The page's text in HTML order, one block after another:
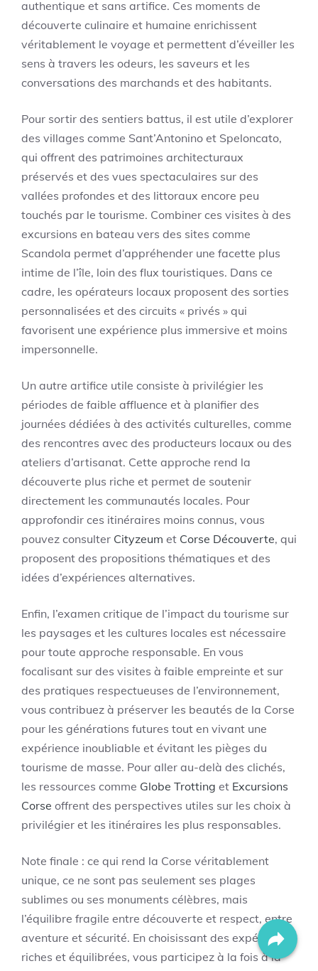
authentique et sans artifice. Ces moments de
découverte culinaire et humaine enrichissent
véritablement le voyage et permettent d’éveiller les
sens à travers les odeurs, les saveurs et les
conversations des marchands et des habitants.
Pour sortir des sentiers battus, il est utile d’explorer
des villages comme Sant’Antonino et Speloncato,
qui offrent des patrimoines architecturaux
préservés et des vues spectaculaires sur des
vallées profondes et des littoraux encore peu
touchés par le tourisme. Combiner ces visites à des
excursions en bateau vers des sites comme
Scandola permet d’appréhender une facette plus
intime de l’île, loin des flux touristiques. Dans ce
cadre, les opérateurs locaux proposent des sorties
personnalisées et des circuits « privés » qui
favorisent une expérience plus immersive et moins
impersonnelle.
Un autre artifice utile consiste à privilégier les
périodes de faible affluence et à planifier des
journées dédiées à des activités culturelles, comme
des rencontres avec des producteurs locaux ou des
ateliers d’artisanat. Cette approche rend la
découverte plus riche et permet de soutenir
directement les communautés locales. Pour
approfondir ces itinéraires moins connus, vous
pouvez consulter Cityzeum et Corse Découverte, qui
proposent des propositions thématiques et des
idées d’expériences alternatives.
Enfin, l’examen critique de l’impact du tourisme sur
les paysages et les cultures locales est nécessaire
pour toute approche responsable. En vous
focalisant sur des visites à faible empreinte et sur
des pratiques respectueuses de l’environnement,
vous contribuez à préserver les beautés de la Corse
pour les générations futures tout en vivant une
expérience inoubliable et évitant les pièges du
tourisme de masse. Pour aller au-delà des clichés,
les ressources comme Globe Trotting et Excursions
Corse offrent des perspectives utiles sur les choix à
privilégier et les itinéraires les plus responsables.
Note finale : ce qui rend la Corse véritablement
unique, ce ne sont pas seulement ses plages
sublimes ou ses monuments célèbres, mais
l’équilibre fragile entre découverte et respect, entre
aventure et sécurité. En choisissant des expériences
riches et équilibrées, vous participez à la fois à la